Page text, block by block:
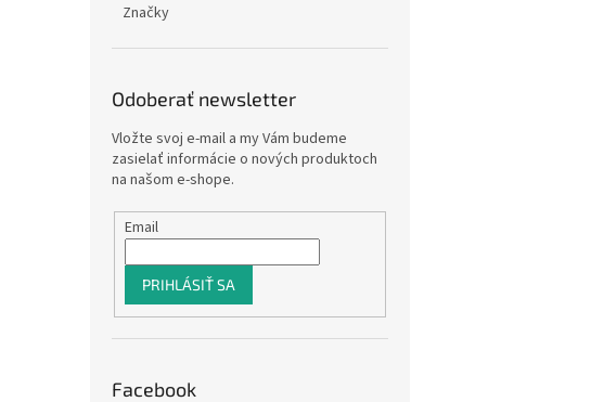
Značky
Odoberať newsletter
Vložte svoj e-mail a my Vám budeme
zasielať informácie o nových produktoch
na našom e-shope.
Email
PRIHLÁSIŤ SA
Facebook